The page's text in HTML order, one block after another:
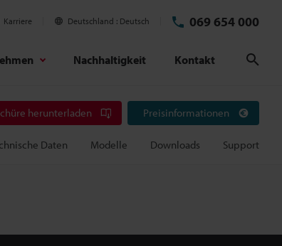
Karriere Deutschland Deutsch 069 654 000
Nachhaltigkeit Kontakt
herunterladen Preisinformationen
Daten Modelle Downloads Support